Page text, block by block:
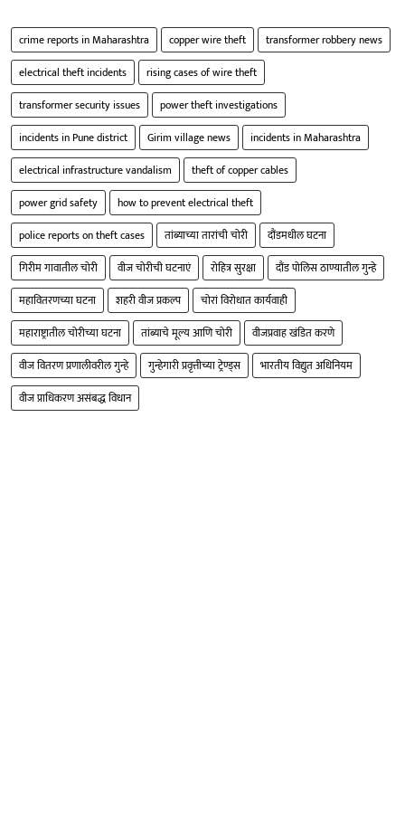
crime reports in Maharashtra copper wire theft
transformer robbery news
electrical theft incidents
rising cases of wire theft
transformer security issues
power theft investigations
incidents in Pune district
Girim village news
incidents in Maharashtra
electrical infrastructure vandalism
theft of copper cables
power grid safety
how to prevent electrical theft
police reports on theft cases
तांब्याच्या तारांची चोरी
दौंडमधील घटना
गिरीम गावातील चोरी
वीज चोरीची घटनाएं रोहित्र सुरक्षा
दौंड पोलिस ठाण्यातील गुन्हे
महावितरणच्या घटना
शहरी वीज प्रकल्प
चोरां विरोधात कार्यवाही
महाराष्ट्रातील चोरीच्या घटना
तांब्याचे मूल्य आणि चोरी
वीजप्रवाह खंडित करणे
वीज वितरण प्रणालीवरील गुन्हे
गुन्हेगारी प्रवृत्तीच्या ट्रेण्ड्स
भारतीय विद्युत अधिनियम
वीज प्राधिकरण असंबद्ध विधान